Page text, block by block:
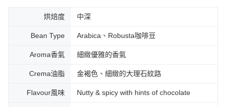
烘焙度 中深
Bean Type Arabica、Robusta咖啡豆
Aroma香氣 細緻優雅的香氣
Crema油脂 金褐色、細緻的大理石紋路
Flavour風味 Nutty & spicy with hints of chocolate